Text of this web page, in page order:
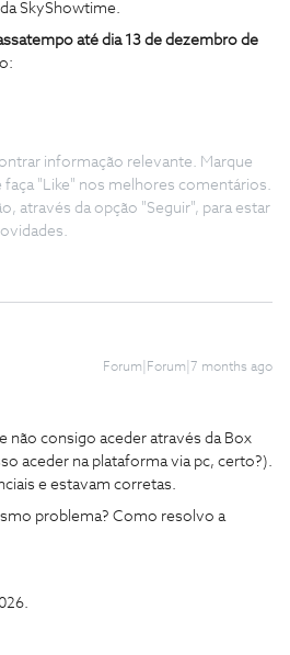
SkyShowtime.
até dia 13 de dezembro de
informação relevante. Marque
"Like" nos melhores comentários.
através da opção "Seguir", para estar
Forum|Forum|7 months ago
não consigo aceder através da Box
aceder na plataforma via pc, certo?).
e estavam corretas.
problema? Como resolvo a